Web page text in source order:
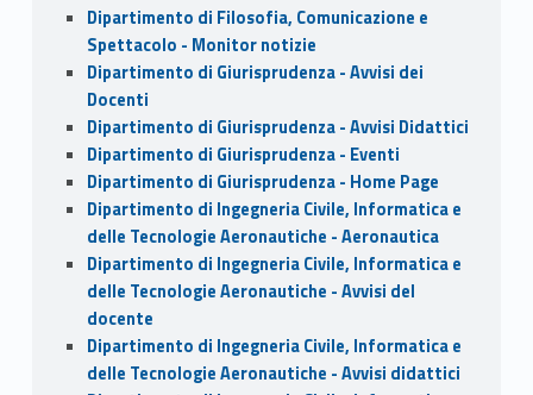
Dipartimento di Filosofia, Comunicazione e
Spettacolo - Monitor notizie
Dipartimento di Giurisprudenza - Avvisi dei
Docenti
Dipartimento di Giurisprudenza - Avvisi Didattici
Dipartimento di Giurisprudenza - Eventi
Dipartimento di Giurisprudenza - Home Page
Dipartimento di Ingegneria Civile, Informatica e
delle Tecnologie Aeronautiche - Aeronautica
Dipartimento di Ingegneria Civile, Informatica e
delle Tecnologie Aeronautiche - Avvisi del
docente
Dipartimento di Ingegneria Civile, Informatica e
delle Tecnologie Aeronautiche - Avvisi didattici